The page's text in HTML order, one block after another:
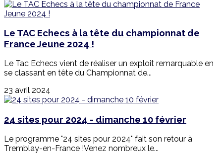
Le TAC Echecs à la tête du championnat de
France Jeune 2024 !
Le Tac Echecs vient de réaliser un exploit remarquable en
se classant en tête du Championnat de...
23 avril 2024
24 sites pour 2024 - dimanche 10 février
Le programme "24 sites pour 2024" fait son retour à
Tremblay-en-France !Venez nombreux le...